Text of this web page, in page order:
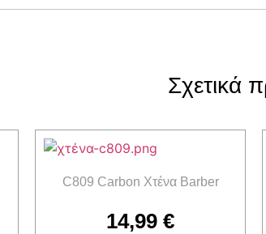
Σχετικά
C809 Carbon Χτένα Barber
14,99 €